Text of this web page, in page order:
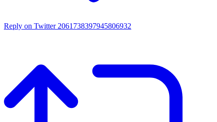
Reply on Twitter 2061738397945806932